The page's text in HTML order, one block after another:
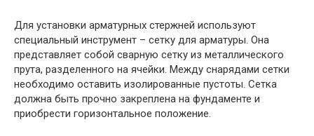
Для установки арматурных стержней используют
специальный инструмент – сетку для арматуры. Она
представляет собой сварную сетку из металлического
прута, разделенного на ячейки. Между снарядами сетки
необходимо оставить изолированные пустоты. Сетка
должна быть прочно закреплена на фундаменте и
приобрести горизонтальное положение.